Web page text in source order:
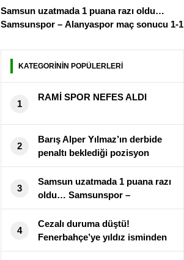
Samsun uzatmada 1 puana razı oldu…
Samsunspor – Alanyaspor maç sonucu 1-1
KATEGORİNİN POPÜLERLERİ
1
RAMİ SPOR NEFES ALDI
2
Barış Alper Yılmaz’ın derbide
penaltı beklediği pozisyon
tartışma yarattı
3
Samsun uzatmada 1 puana razı
oldu… Samsunspor –
Alanyaspor maç sonucu 1-1
4
Cezalı duruma düştü!
Fenerbahçe’ye yıldız isminden
kötü haber